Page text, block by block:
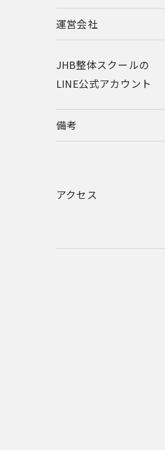
運営会社
JHB整体スクールの
LINE公式アカウント
備考
アクセス